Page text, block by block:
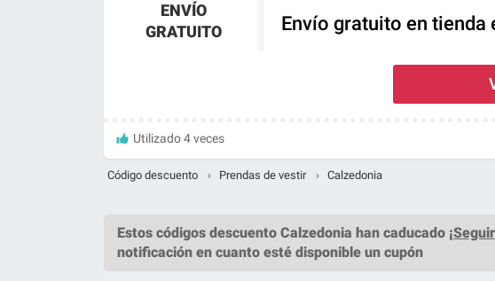
ENVÍO
GRATUITO
Envío gratuito en tienda
Utilizado 4 veces
Código descuento › Prendas de vestir › Calzedonia
Estos códigos descuento Calzedonia han caducado ¡
notificación en cuanto esté disponible un cupón